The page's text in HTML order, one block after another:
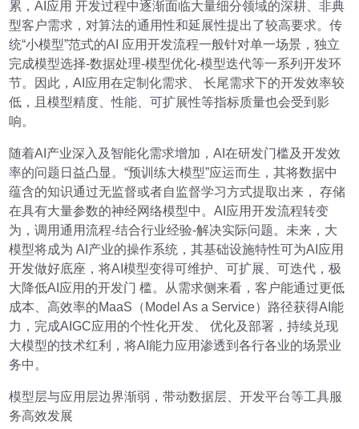
累，AI应用 开发过程中逐渐面临大量细分领域的深耕、非典
型客户需求，对算法的通用性和延展性提出了较高要求。传
统“小模型”范式的AI 应用开发流程一般针对单一场景，独立
完成模型选择-数据处理-模型优化-模型迭代等一系列开发环
节。因此，AI应用在定制化需求、 长尾需求下的开发效率较
低，且模型精度、性能、可扩展性等指标质量也会受到影
响。
随着AI产业深入及智能化需求增加，AI在研发门槛及开发效
率的问题日益凸显。“预训练大模型”应运而生，其将数据中
蕴含的知识通过无监督或者自监督学习方式提取出来， 存储
在具有大量参数的神经网络模型中。AI应用开发流程转变
为，调用通用流程-结合行业经验-解决实际问题。未来，大
模型将成为 AI产业的操作系统，其基础设施特性可为AI应用
开发做好底座，将AI模型变得可维护、可扩展、可迭代，极
大降低AI应用的开发门 槛。从需求侧来看，客户能通过更低
成本、高效率的MaaS（Model As a Service）路径获得AI能
力，完成AIGC应用的个性化开发、 优化及部署，持续兑现
大模型的技术红利，将AI能力应用渗透到各行各业的场景业
务中。
模型层与应用层边界渐弱，带动数据层、开发平台等工具服
务高效发展